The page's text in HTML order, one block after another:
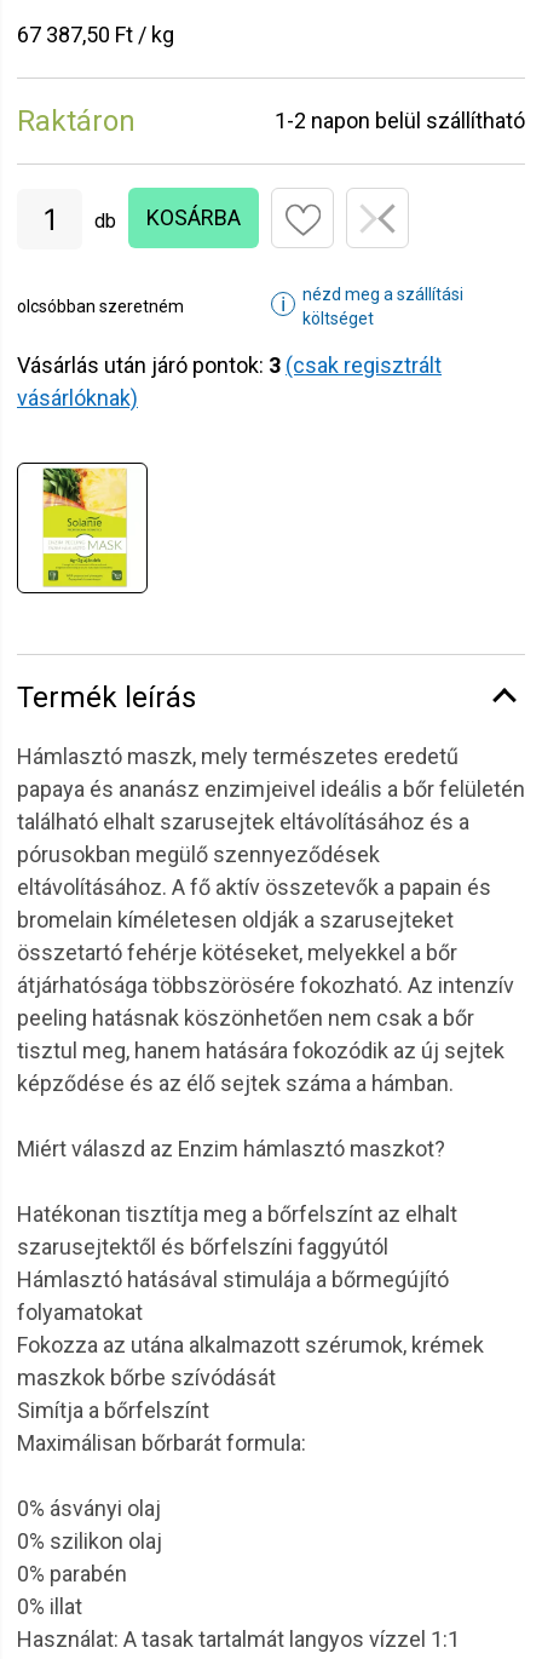
67 387,50 Ft / kg
Raktáron 1-2 napon belül szállítható
db KOSÁRBA
olcsóbban szeretném ℹ
nézd meg a szállítási
költséget
Vásárlás után járó pontok: 3 (csak regisztrált
vásárlóknak)
Termék leírás
Hámlasztó maszk, mely természetes eredetű
papaya és ananász enzimjeivel ideális a bőr felületén
található elhalt szarusejtek eltávolításához és a
pórusokban megülő szennyeződések
eltávolításához. A fő aktív összetevők a papain és
bromelain kíméletesen oldják a szarusejteket
összetartó fehérje kötéseket, melyekkel a bőr
átjárhatósága többszörösére fokozható. Az intenzív
peeling hatásnak köszönhetően nem csak a bőr
tisztul meg, hanem hatására fokozódik az új sejtek
képződése és az élő sejtek száma a hámban.
Miért válaszd az Enzim hámlasztó maszkot?
Hatékonan tisztítja meg a bőrfelszínt az elhalt
szarusejtektől és bőrfelszíni faggyútól
Hámlasztó hatásával stimulája a bőrmegújító
folyamatokat
Fokozza az utána alkalmazott szérumok, krémek
maszkok bőrbe szívódását
Simítja a bőrfelszínt
Maximálisan bőrbarát formula:
0% ásványi olaj
0% szilikon olaj
0% parabén
0% illat
Használat: A tasak tartalmát langyos vízzel 1:1